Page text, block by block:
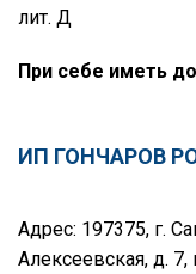
лит. Д
При себе иметь
ИП ГОНЧАРОВ
Адрес: 197375, г.
Алексеевская, д. 7,